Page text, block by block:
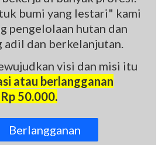
bumi yang lestari" kami
pengelolaan hutan dan
adil dan berkelanjutan.
visi dan misi itu
atau berlangganan
50.000.
Berlangganan